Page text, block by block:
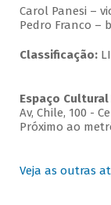
Carol Panesi –
Pedro Franco –
Classificação:
Espaço Cultural
Av, Chile, 100 -
Próximo ao
Veja as outras